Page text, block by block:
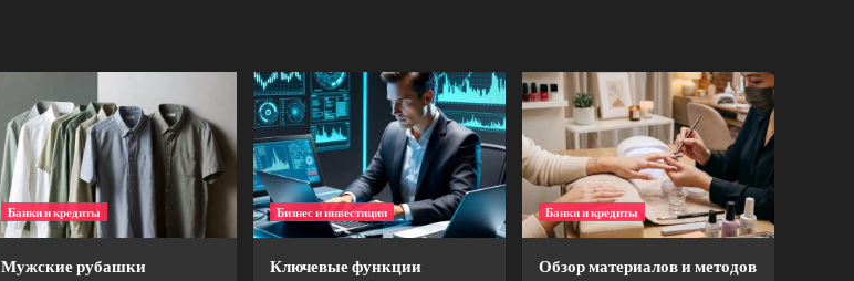
Банки и кредиты
Мужские рубашки
Бизнес и инвестиции
Ключевые функции
Банки и кредиты
Обзор материалов и методов